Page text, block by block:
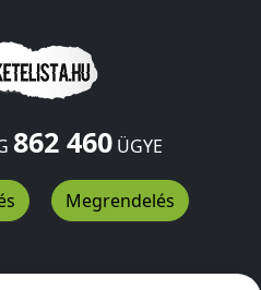
862 460ÜGYE
Megrendelés